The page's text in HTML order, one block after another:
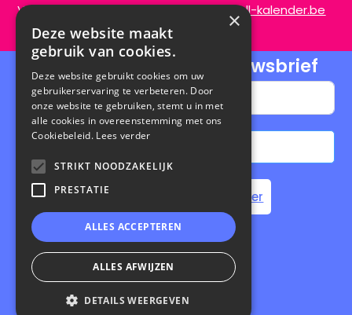
Vragen of opmerkingen?info@de-scroll-kalender.be
Schrijf je in voor onze nieuwsbrief
Home Steun de Scroll Kalender
Privacybeleid|Cookiebeleid
Website laten makendoor Conversal
×
Deze website maakt
gebruik van cookies.
Deze website gebruikt cookies om uw
gebruikerservaring te verbeteren. Door
onze website te gebruiken, stemt u in met
alle cookies in overeenstemming met ons
Cookiebeleid. Lees verder
STRIKT NOODZAKELIJK
PRESTATIE
ALLES ACCEPTEREN
ALLES AFWIJZEN
DETAILS WEERGEVEN